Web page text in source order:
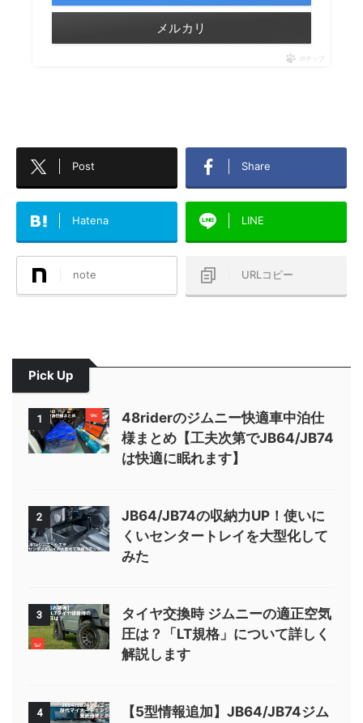
メルカリ
ポチップ
Post Share
Hatena LINE
note URLコピー
Pick Up
1
48riderのジムニー快適車中泊仕
様まとめ【工夫次第でJB64/JB74
は快適に眠れます】
2
JB64/JB74の収納力UP！使いに
くいセンタートレイを大型化して
みた
3
タイヤ交換時 ジムニーの適正空気
圧は？「LT規格」について詳しく
解説します
4
【5型情報追加】JB64/JB74ジム